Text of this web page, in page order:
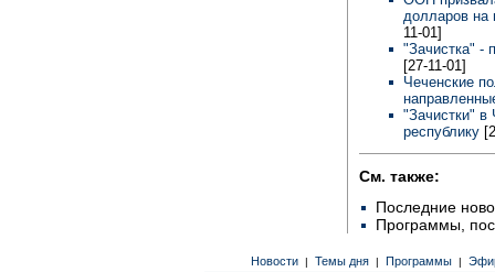
долларов на
11-01]
"Зачистка" -
[27-11-01]
Чеченские
"Зачистки" в
республику
См. также:
Последние
Программы,
Новости | Темы дня | Программы |